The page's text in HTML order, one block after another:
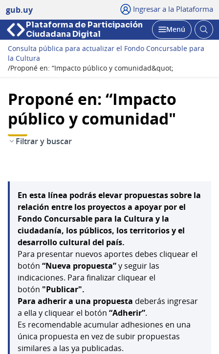
gub.uy Ingresar a la Plataforma
Plataforma de Participación
Ciudadana Digital
Abrir
Menú
Consulta pública para actualizar el Fondo Concursable para
la Cultura
/Proponé en: “Impacto público y comunidad&quot;
Proponé en: “Impacto
público y comunidad"
Filtrar y buscar
En esta línea podrás elevar propuestas sobre la
relación entre los proyectos a apoyar por el
Fondo Concursable para la Cultura y la
ciudadanía, los públicos, los territorios y el
desarrollo cultural del país.
Para presentar nuevos aportes debes cliquear el
botón “Nueva propuesta”y seguir las
indicaciones. Para finalizar cliquear el
botón "Publicar".
Para adherir a una propuesta deberás ingresar
a ella y cliquear el botón “Adherir”.
Es recomendable acumular adhesiones en una
única propuesta en vez de subir propuestas
similares a las ya publicadas.